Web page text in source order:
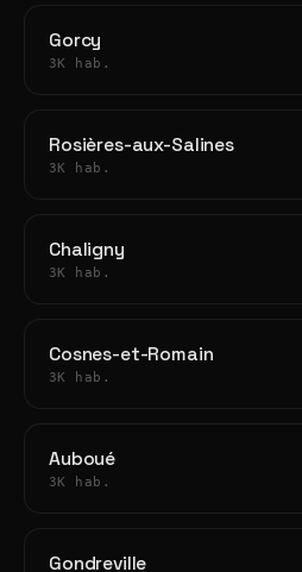
Gorcy
3K hab.
Rosières-aux-Salines
3K hab.
Chaligny
3K hab.
Cosnes-et-Romain
3K hab.
Auboué
3K hab.
Gondreville